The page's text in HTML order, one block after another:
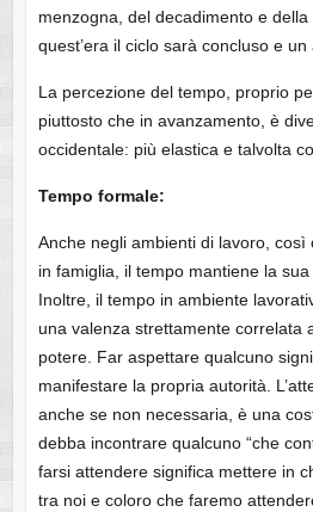
menzogna, del decadimento e
quest’era il ciclo sarà concluso e un
La percezione del tempo, proprio
piuttosto che in avanzamento, è
occidentale: più elastica e talvolta
Tempo formale:
Anche negli ambienti di lavoro,
in famiglia, il tempo mantiene la sua
Inoltre, il tempo in ambiente
una valenza strettamente correlata
potere. Far aspettare qualcuno
manifestare la propria autorità.
anche se non necessaria, è una
debba incontrare qualcuno “che
farsi attendere significa mettere in
tra noi e coloro che faremo